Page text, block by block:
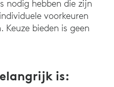
nodig hebben die zijn
voorkeuren
bieden is geen
is: